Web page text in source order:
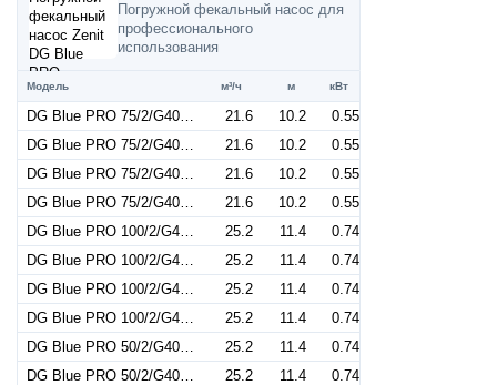
Погружной фекальный насос для
профессионального
использования
Модель м³/ч м кВт
DG Blue PRO 75/2/G40V A1BM5 NC Q TC 2SIC 10/SH 230 V 21.6 10.2
0.55
DG Blue PRO 75/2/G40V A1BM5 NC Q TCG 2SIC 10/SH 230 V
21.6 10.2
0.55
DG Blue PRO 75/2/G40V A1BT5 NC Q NAE 2SIC 10 400 V
21.6 10.2
0.55
DG Blue PRO 75/2/G40V A1BT5 NC Q TRG 2SIC 10 400 V
21.6 10.2
0.55
DG Blue PRO 100/2/G40V A1BM5 NC Q TC 2SIC 10/SH 230 V
25.2 11.4
0.74
DG Blue PRO 100/2/G40V A1BM5 NC Q TCG 2SIC 10/SH 230 V
25.2 11.4
0.74
DG Blue PRO 100/2/G40V A1BT5 NC Q NAE 2SIC 10 400 V
25.2 11.4
0.74
DG Blue PRO 100/2/G40V A1BT5 NC Q TRG 2SIC 10 400 V
25.2 11.4
0.74
DG Blue PRO 50/2/G40V A1BM5 NC Q TC 2SIC 10/SH 230 V
25.2 11.4
0.74
DG Blue PRO 50/2/G40V A1BM5 NC Q TCG 2SIC 10/SH 230 V
25.2 11.4
0.74